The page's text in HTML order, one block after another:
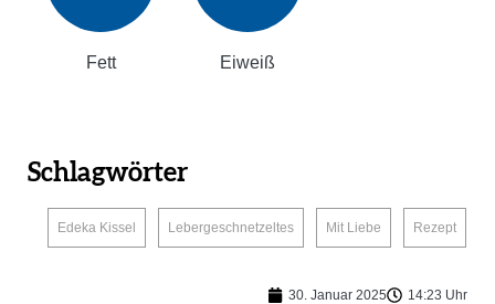
Fett Eiweiß
Schlagwörter
Edeka Kissel
Lebergeschnetzeltes
Mit Liebe
Rezept
30. Januar 2025 14:23 Uhr